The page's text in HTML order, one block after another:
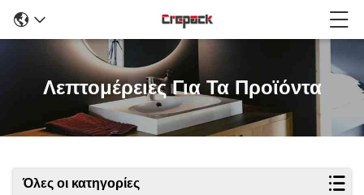
Λεπτομέρειες Για Τα Προϊόντα
Όλες οι κατηγορίες